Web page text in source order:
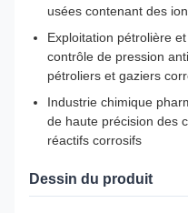
usées contenant des
Exploitation pétrolière
contrôle de pression
pétroliers et gaziers
Industrie chimique
de haute précision des
réactifs corrosifs
Dessin du produit